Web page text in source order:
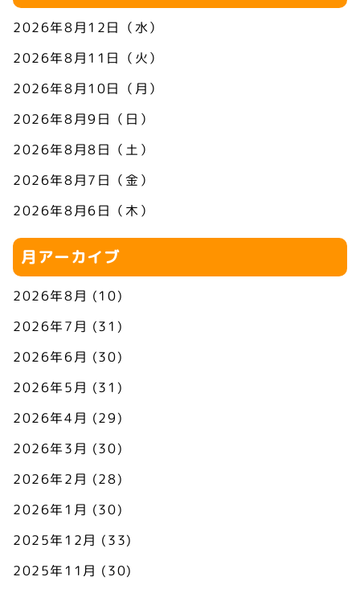
2026年8月12日（水）
2026年8月11日（火）
2026年8月10日（月）
2026年8月9日（日）
2026年8月8日（土）
2026年8月7日（金）
2026年8月6日（木）
月アーカイブ
2026年8月 (10)
2026年7月 (31)
2026年6月 (30)
2026年5月 (31)
2026年4月 (29)
2026年3月 (30)
2026年2月 (28)
2026年1月 (30)
2025年12月 (33)
2025年11月 (30)